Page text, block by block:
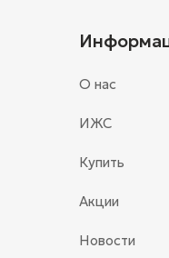
О нас
ИЖС
Купить
Акции
Новости